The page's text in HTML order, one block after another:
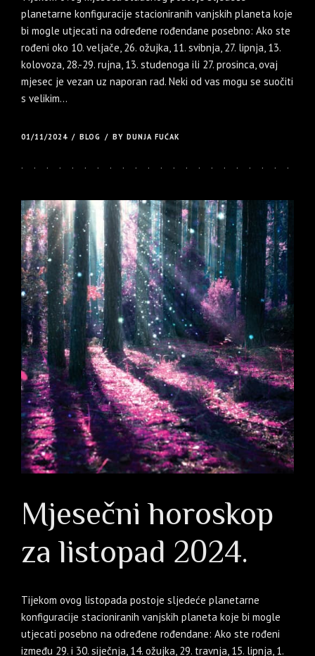
planetarne konfiguracije stacioniranih vanjskih planeta koje
bi mogle utjecati na određene rođendane posebno: Ako ste
rođeni oko 10. veljače, 26. ožujka, 11. svibnja, 27. lipnja, 13.
kolovoza, 28.-29. rujna, 13. studenoga ili 27. prosinca, ovaj
mjesec je vezan uz naporan rad. Neki od vas mogu se suočiti
s velikim...
01/11/2024 BLOG BY DUNJA FUĆAK
Mjesečni horoskop
za listopad 2024.
Tijekom ovog listopada postoje sljedeće planetarne
konfiguracije stacioniranih vanjskih planeta koje bi mogle
utjecati posebno na određene rođendane: Ako ste rođeni
između 29. i 30. siječnja, 14. ožujka, 29. travnja, 15. lipnja, 1.